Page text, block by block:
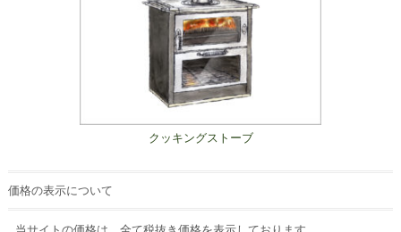
クッキングストーブ
価格の表示について